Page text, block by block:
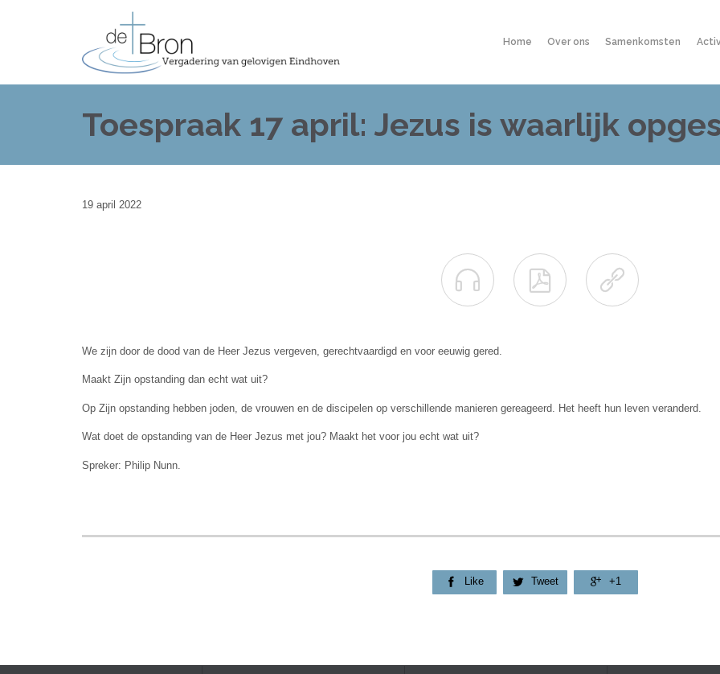
Home Over ons Samenkomsten
Toespraak 17 april: Jezus is waarlijk
19 april 2022
  
We zijn door de dood van de Heer Jezus vergeven, gerechtvaardigd en voor eeuwig gered.
Maakt Zijn opstanding dan echt wat uit?
Op Zijn opstanding hebben joden, de vrouwen en de discipelen op verschillende manieren gereageerd. Het heeft hun leven veranderd.
Wat doet de opstanding van de Heer Jezus met jou? Maakt het voor jou echt wat uit?
Spreker: Philip Nunn.
 Like  Tweet  +1